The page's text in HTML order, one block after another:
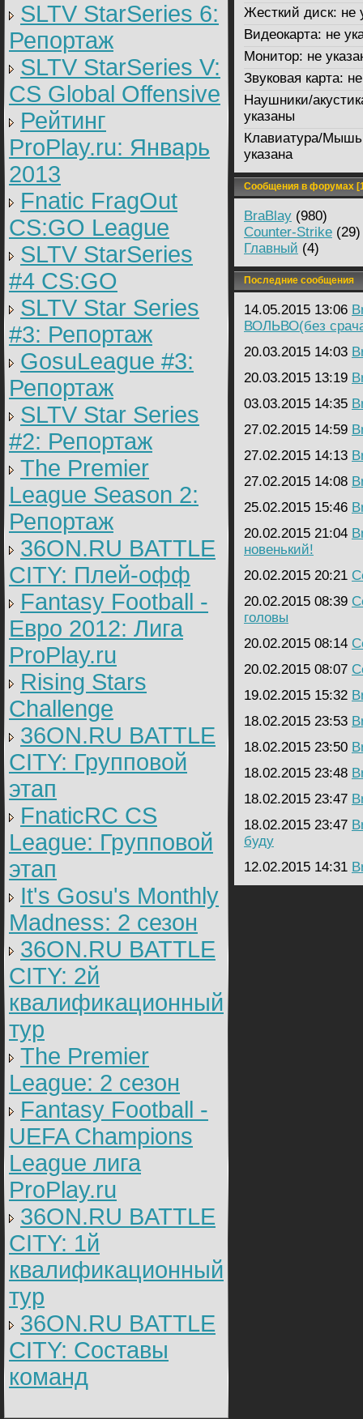
SLTV StarSeries 6:
Репортаж
SLTV StarSeries V:
CS Global Offensive
Рейтинг
ProPlay.ru: Январь
2013
Fnatic FragOut
CS:GO League
SLTV StarSeries
#4 CS:GO
SLTV Star Series
#3: Репортаж
GosuLeague #3:
Репортаж
SLTV Star Series
#2: Репортаж
The Premier
League Season 2:
Репортаж
36ON.RU BATTLE
CITY: Плей-офф
Fantasy Football -
Евро 2012: Лига
ProPlay.ru
Rising Stars
Challenge
36ON.RU BATTLE
CITY: Групповой
этап
FnaticRC CS
League: Групповой
этап
It's Gosu's Monthly
Madness: 2 сезон
36ON.RU BATTLE
CITY: 2й
квалификационный
тур
The Premier
League: 2 cезон
Fantasy Football -
UEFA Champions
League лига
ProPlay.ru
36ON.RU BATTLE
CITY: 1й
квалификационный
тур
36ON.RU BATTLE
CITY: Составы
команд
Жесткий диск: не
Видеокарта: не
Монитор: не
Звуковая карта:
Наушники/
указаны
Клавиатура/
указана
Сообщения в форумах
BraBlay (980)
Counter-Strike (29)
Главный (4)
Последние сообщения
14.05.2015 13:06
ВОЛЬВО(без
20.03.2015 14:03
20.03.2015 13:19
03.03.2015 14:35
27.02.2015 14:59
27.02.2015 14:13
27.02.2015 14:08
25.02.2015 15:46
20.02.2015 21:04
новенький!
20.02.2015 20:21
20.02.2015 08:39
головы
20.02.2015 08:14
20.02.2015 08:07
19.02.2015 15:32
18.02.2015 23:53
18.02.2015 23:50
18.02.2015 23:48
18.02.2015 23:47
18.02.2015 23:47
буду
12.02.2015 14:31